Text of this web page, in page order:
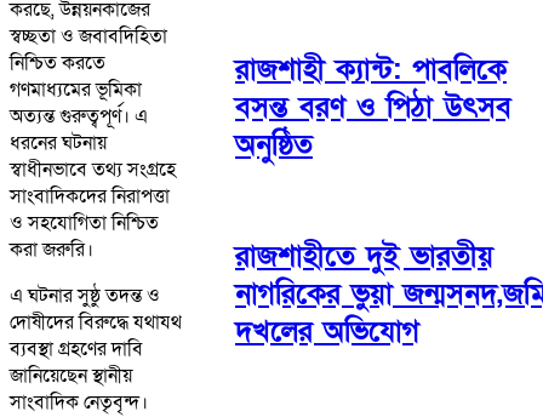
করছে, উন্নয়নকাজের
স্বচ্ছতা ও জবাবদিহিতা
নিশ্চিত করতে
গণমাধ্যমের ভূমিকা
অত্যন্ত গুরুত্বপূর্ণ। এ
ধরনের ঘটনায়
স্বাধীনভাবে তথ্য সংগ্রহে
সাংবাদিকদের নিরাপত্তা
ও সহযোগিতা নিশ্চিত
করা জরুরি।
এ ঘটনার সুষ্ঠু তদন্ত ও
দোষীদের বিরুদ্ধে যথাযথ
ব্যবস্থা গ্রহণের দাবি
জানিয়েছেন স্থানীয়
সাংবাদিক নেতৃবৃন্দ।
রাজশাহী ক্যান্ট: পাবলিকে
বসন্ত বরণ ও পিঠা উৎসব
অনুষ্ঠিত
রাজশাহীতে দুই ভারতীয়
নাগরিকের ভুয়া
দখলের অভিযোগ